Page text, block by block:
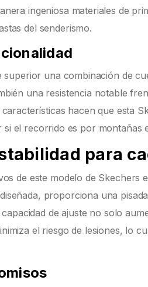
ingeniosa materiales de
del senderismo.
una combinación de
una resistencia notable
hacen que esta
si el recorrido es por montañas
para
de este modelo de Skechers
proporciona una
de ajuste no solo
el riesgo de lesiones, lo